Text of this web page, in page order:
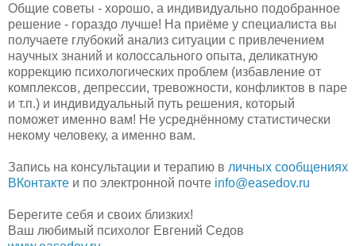
Общие советы - хорошо, а индивидуально подобранное
решение - гораздо лучше! На приёме у специалиста вы
получаете глубокий анализ ситуации с привлечением
научных знаний и колоссального опыта, деликатную
коррекцию психологических проблем (избавление от
комплексов, депрессии, тревожности, конфликтов в паре
и т.п.) и индивидуальный путь решения, который
поможет именно вам! Не усреднённому статистически
некому человеку, а именно вам.
Запись на консультации и терапию в личных сообщениях
ВКонтакте и по электронной почте info@easedov.ru
Берегите себя и своих близких!
Ваш любимый психолог Евгений Седов